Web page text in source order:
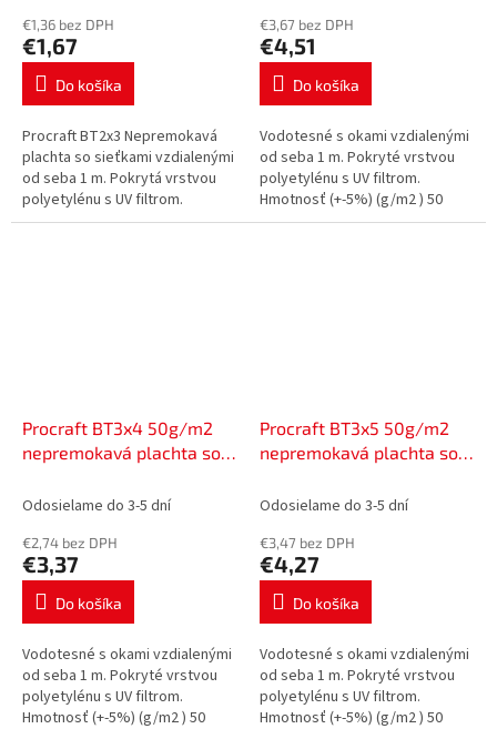
€1,36 bez DPH
€1,67
Do košíka
Procraft BT2x3 Nepremokavá
plachta so sieťkami vzdialenými
od seba 1 m. Pokrytá vrstvou
polyetylénu s UV filtrom.
Hmotnosť (+-5%) (g/m2 ) 50
€3,67 bez DPH
€4,51
Do košíka
Vodotesné s okami vzdialenými
od seba 1 m. Pokryté vrstvou
polyetylénu s UV filtrom.
Hmotnosť (+-5%) (g/m2 ) 50
Farba: modrá Rozmery (m) 2x8
Procraft BT3x4 50g/m2
nepremokavá plachta so
BT3x4
Odosielame do 3-5 dní
€2,74 bez DPH
€3,37
Do košíka
Vodotesné s okami vzdialenými
od seba 1 m. Pokryté vrstvou
polyetylénu s UV filtrom.
Hmotnosť (+-5%) (g/m2 ) 50
Procraft BT3x5 50g/m2
nepremokavá plachta so
BT3x5
Odosielame do 3-5 dní
€3,47 bez DPH
€4,27
Do košíka
Vodotesné s okami vzdialenými
od seba 1 m. Pokryté vrstvou
polyetylénu s UV filtrom.
Hmotnosť (+-5%) (g/m2 ) 50